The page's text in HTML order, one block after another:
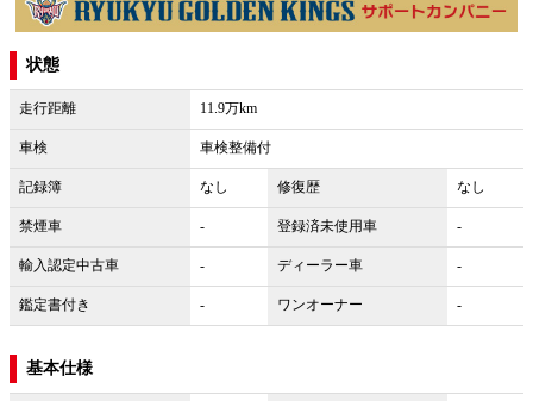
状態
走行距離 11.9万km
車検 車検整備付
記録簿 なし 修復歴 なし
禁煙車 - 登録済未使用車 -
輸入認定中古車 - ディーラー車 -
鑑定書付き - ワンオーナー -
基本仕様